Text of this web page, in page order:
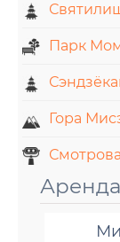
Парк
Гора